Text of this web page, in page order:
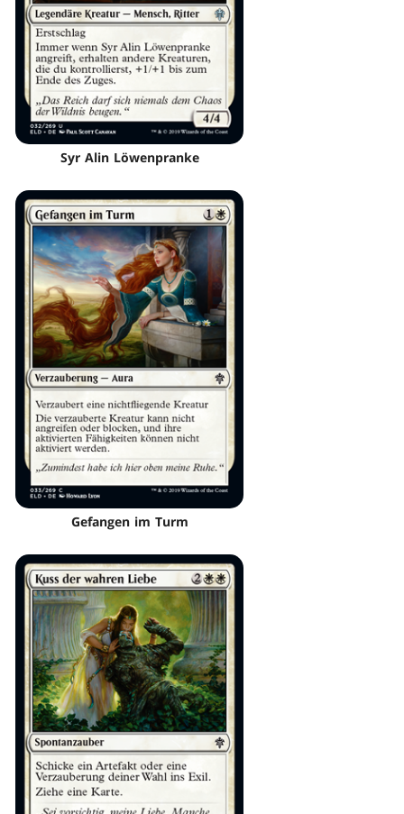
Syr Alin Löwenpranke
Gefangen im Turm